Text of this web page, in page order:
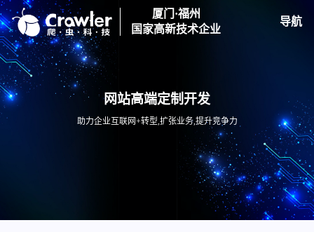
厦门·福州
国家高新技术企业
导航
网站高端定制开发
助力企业互联网+转型,扩张业务,提升竞争力